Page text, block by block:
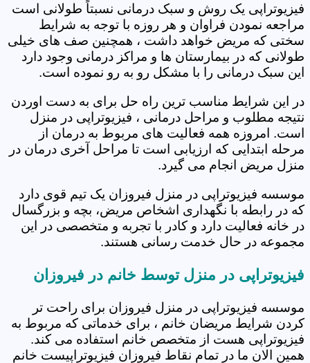
فیزیوتراپی یک روش و سبک درمانی نسبتاً طولانی است
مراجعه نمودن فراوان و هر روزه با توجه به شرایط
سختی که مریض خواهد داشت ، همچنین صف های خیلی
طولانی که در بیمارستان ها و مراکز درمانی وجود دارد
این سبک درمانی را با مشکل رو به رو نموده است.
در این شرایط مناسب ترین راه حل برای به دست اوردن
نتیجه مطلوب و مراحل درمانی ، فیزیوتراپی در منزل
است. امروزه همه فعالیت های مربوط به درمان از
مرحله ابتدایی که ارزیابی است تا مراحل آخری درمان در
منزل مریض انجام می گیرد.
موسسه فیزیوتراپی در منزل فیروزان یک تیم قوی دارد
که در رابطه با نگهداری اشخاص مریض، بچه و بزرگسال
در خانه فعالیت دارد و کادر با تجربه و متخصصی در این
مجموعه در حال خدمت رسانی هستند.
فیزیوتراپی در منزل توسط خانم در فیروزان
موسسه فیزیوتراپی در منزل فیروزان برای راحت تر
کردن شرایط مریضان خانم ، برای خدماتی که مربوط به
فیزیوتراپی هست از متخصص خانم استفاده می کند.
همین الان ما در تمام نقاط فیروزان فیزیوتراپیست خانم